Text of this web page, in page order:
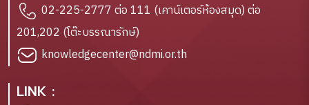
02-225-2777 ต่อ 111 (เคาน์เตอร์ห้องสมุด) ต่อ
201,202 (โต๊ะบรรณารักษ์)
knowledgecenter@ndmi.or.th
LINK :